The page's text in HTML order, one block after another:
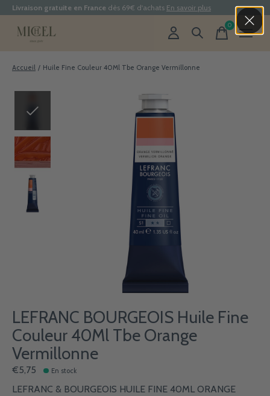
Livraison gratuite en France dès 69€ d'achats En savoir plus
0items
Accueil / Huile Fine Couleur 40Ml Tbe Orange Vermillonne
LEFRANC BOURGEOIS Huile Fine
Couleur 40Ml Tbe Orange
Vermillonne
€5,75 En stock
LEFRANC & BOURGEOIS HUILE FINE 40ML ORANGE